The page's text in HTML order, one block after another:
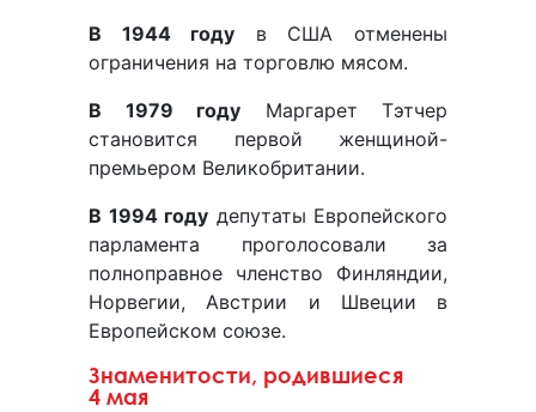
В 1944 году в США отменены
ограничения на торговлю мясом.
В 1979 году Маргарет Тэтчер
становится первой женщиной-
премьером Великобритании.
В 1994 году депутаты Европейского
парламента проголосовали за
полноправное членство Финляндии,
Норвегии, Австрии и Швеции в
Европейском союзе.
Знаменитости, родившиеся
4 мая